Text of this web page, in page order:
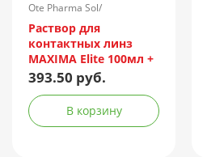
Ote Pharma Sol/
Нидерланды
Раствор для
контактных линз
MAXIMA Elite 100мл +
контейнер
393.50 руб.
В корзину